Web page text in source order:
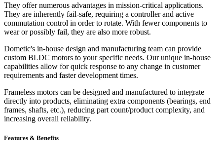
They offer numerous advantages in mission-critical applications.
They are inherently fail-safe, requiring a controller and active
commutation control in order to rotate. With fewer components to
wear or possibly fail, they are also more robust.
Dometic's in-house design and manufacturing team can provide
custom BLDC motors to your specific needs. Our unique in-house
capabilities allow for quick response to any change in customer
requirements and faster development times.
Frameless motors can be designed and manufactured to integrate
directly into products, eliminating extra components (bearings, end
frames, shafts, etc.), reducing part count/product complexity, and
increasing overall reliability.
Features & Benefits